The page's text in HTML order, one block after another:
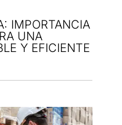
IMPORTANCIA
UNA
Y EFICIENTE